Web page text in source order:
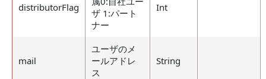
distributorFlag
ザ 1:パート
ナー
Int
mail
ユーザのメ
ールアドレ
ス
String